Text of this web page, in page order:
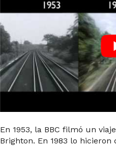
En 1953, la BBC filmó un
Brighton. En 1983 lo hicieron